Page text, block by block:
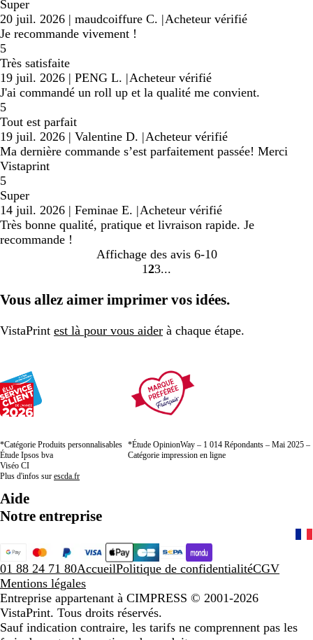
Super
20 juil. 2026 | maudcoiffure C. |Acheteur vérifié
Je recommande vivement !
5
Très satisfaite
19 juil. 2026 | PENG L. |Acheteur vérifié
J'ai commandé un roll up et la qualité me convient.
5
Tout est parfait
19 juil. 2026 | Valentine D. |Acheteur vérifié
Ma dernière commande s’est parfaitement passée! Merci
Vistaprint
5
Super
14 juil. 2026 | Feminae E. |Acheteur vérifié
Très bonne qualité, pratique et livraison rapide. Je
recommande !
Affichage des avis 6-10
Accéder
la
1 Accéder
la
2Accéder
la
3
Vous allez aimer imprimer vos idées.
VistaPrint est là pour vous aider à chaque étape.
*Catégorie Produits personnalisables
Étude Ipsos bva
Viséo CI
Plus d'infos sur escda.fr
*Étude OpinionWay – 1 014 Répondants – Mai 2025 –
Catégorie impression en ligne
Aide
Notre entreprise
01 88 24 71 80AccueilPolitique de confidentialitéCGV
Mentions légales
Entreprise appartenant à CIMPRESS © 2001-2026
VistaPrint. Tous droits réservés.
Sauf indication contraire, les tarifs ne comprennent pas les